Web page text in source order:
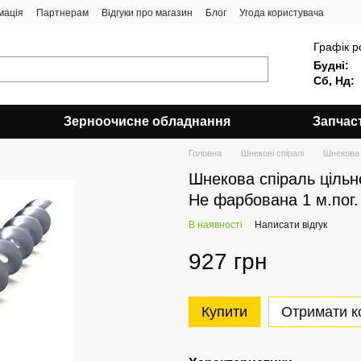
Партнерам Відгуки про магазин Блог Угода користувача
Графік
Будні:
Сб, Нд:
Зерноочисне обладнання
Головна Шнекові спіралі Шнекова
Шнекова спіраль
Не фарбована 1 м.пог.
В наявності Написати відгук
927 грн
Купити Отримати